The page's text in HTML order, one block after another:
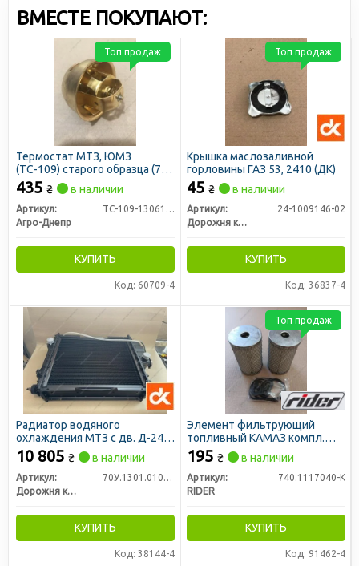
ВМЕСТЕ ПОКУПАЮТ:
Термостат МТЗ, ЮМЗ
(ТС-109) старого образца (70
градусов) (пр-во Агро-Днепр
Украина)
435 ₴ в наличии
Артикул:
ТС-109-1306100-ГЧ
Агро-Днепр
КУПИТЬ
Код: 60709-4
Топ продаж
Крышка маслозаливной
горловины ГАЗ 53, 2410 (ДК)
45 ₴ в наличии
Артикул:
24-1009146-02
Дорожня карта
КУПИТЬ
Код: 36837-4
Топ продаж
Радиатор водяного
охлаждения МТЗ с дв. Д-240
(4-х рядный, медный, бачки
сталь) (ДК)
10 805 ₴ в наличии
Артикул:
70У.1301.010-01С
Дорожня карта
КУПИТЬ
Код: 38144-4
Элемент фильтрующий
топливный КАМАЗ компл.
2шт метал. c р/к РТИ (RIDER)
195 ₴ в наличии
Артикул:
740.1117040-K
RIDER
КУПИТЬ
Код: 91462-4
Топ продаж